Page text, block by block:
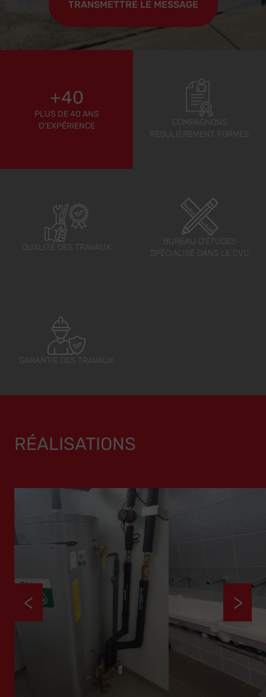
+40
PLUS DE 40 ANS
D'EXPÉRIENCE
COMPAGNONS
RÉGULIÈREMENT FORMÉS
QUALITÉ DES TRAVAUX
BUREAU D'ÉTUDES
SPÉCIALISÉ DANS LE CVC
GARANTIE DES TRAVAUX
RÉALISATIONS
< >